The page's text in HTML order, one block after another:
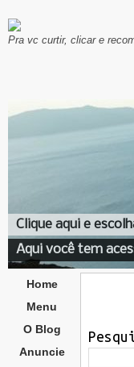
Pra vc curtir, clicar e
Clique aqui e
Aqui você tem
Home
Menu
O Blog
Anuncie